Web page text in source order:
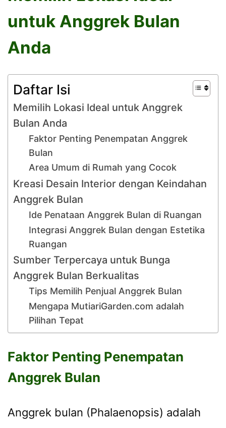
untuk Anggrek Bulan
Anda
Daftar Isi
Memilih Lokasi Ideal untuk Anggrek
Bulan Anda
Faktor Penting Penempatan Anggrek
Bulan
Area Umum di Rumah yang Cocok
Kreasi Desain Interior dengan Keindahan
Anggrek Bulan
Ide Penataan Anggrek Bulan di Ruangan
Integrasi Anggrek Bulan dengan Estetika
Ruangan
Sumber Terpercaya untuk Bunga
Anggrek Bulan Berkualitas
Tips Memilih Penjual Anggrek Bulan
Mengapa MutiariGarden.com adalah
Pilihan Tepat
Faktor Penting Penempatan
Anggrek Bulan
Anggrek bulan (Phalaenopsis) adalah